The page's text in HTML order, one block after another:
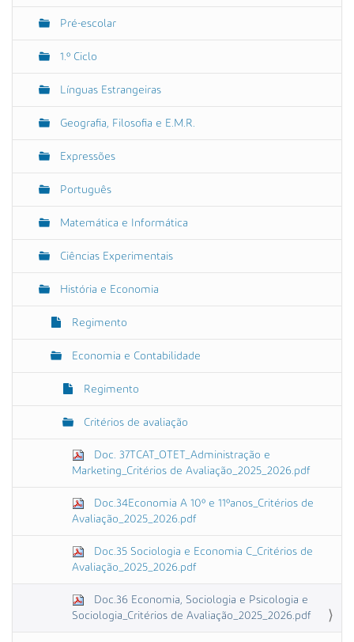
Pré-escolar
1.º Ciclo
Línguas Estrangeiras
Geografia, Filosofia e E.M.R.
Expressões
Português
Matemática e Informática
Ciências Experimentais
História e Economia
Regimento
Economia e Contabilidade
Regimento
Critérios de avaliação
Doc. 37TCAT_OTET_Administração e
Marketing_Critérios de Avaliação_2025_2026.pdf
Doc.34Economia A 10º e 11ºanos_Critérios de
Avaliação_2025_2026.pdf
Doc.35 Sociologia e Economia C_Critérios de
Avaliação_2025_2026.pdf
Doc.36 Economia, Sociologia e Psicologia e
Sociologia_Critérios de Avaliação_2025_2026.pdf